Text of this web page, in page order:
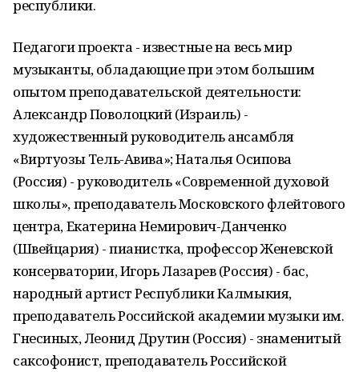
республики.
Педагоги проекта - известные на весь мир
музыканты, обладающие при этом большим
опытом преподавательской деятельности:
Александр Поволоцкий (Израиль) -
художественный руководитель ансамбля
«Виртуозы Тель-Авива»; Наталья Осипова
(Россия) - руководитель «Современной духовой
школы», преподаватель Московского флейтового
центра, Екатерина Немирович-Данченко
(Швейцария) - пианистка, профессор Женевской
консерватории, Игорь Лазарев (Россия) - бас,
народный артист Республики Калмыкия,
преподаватель Российской академии музыки им.
Гнесиных, Леонид Друтин (Россия) - знаменитый
саксофонист, преподаватель Российской